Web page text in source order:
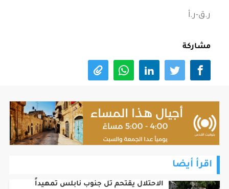
ر.ق-ر.أ
مشاركة
اقرأ أيضا
الاحتلال يقتحم تل جنوب نابلس تمهيداً